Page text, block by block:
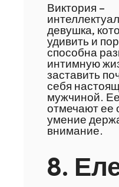
Виктория –
девушка,
удивить и
способна
интимную
заставить
себя
мужчиной.
отмечают ее
умение
внимание.
8.